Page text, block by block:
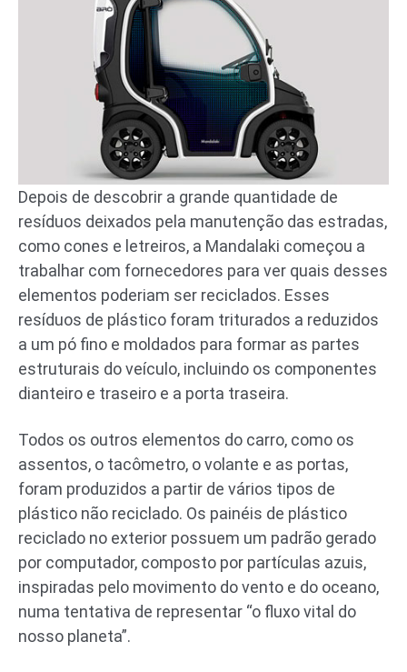
Depois de descobrir a grande quantidade de
resíduos deixados pela manutenção das estradas,
como cones e letreiros, a Mandalaki começou a
trabalhar com fornecedores para ver quais desses
elementos poderiam ser reciclados. Esses
resíduos de plástico foram triturados a reduzidos
a um pó fino e moldados para formar as partes
estruturais do veículo, incluindo os componentes
dianteiro e traseiro e a porta traseira.
Todos os outros elementos do carro, como os
assentos, o tacômetro, o volante e as portas,
foram produzidos a partir de vários tipos de
plástico não reciclado. Os painéis de plástico
reciclado no exterior possuem um padrão gerado
por computador, composto por partículas azuis,
inspiradas pelo movimento do vento e do oceano,
numa tentativa de representar “o fluxo vital do
nosso planeta”.